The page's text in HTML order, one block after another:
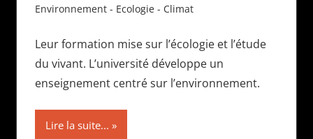
Environnement - Ecologie - Climat
Leur formation mise sur l’écologie et l’étude
du vivant. L’université développe un
enseignement centré sur l’environnement.
Lire la suite...